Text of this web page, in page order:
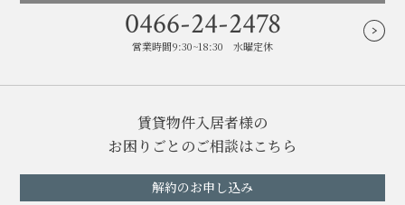
0466-24-2478
営業時間9:30~18:30 水曜定休
賃貸物件入居者様の
お困りごとのご相談はこちら
解約のお申し込み